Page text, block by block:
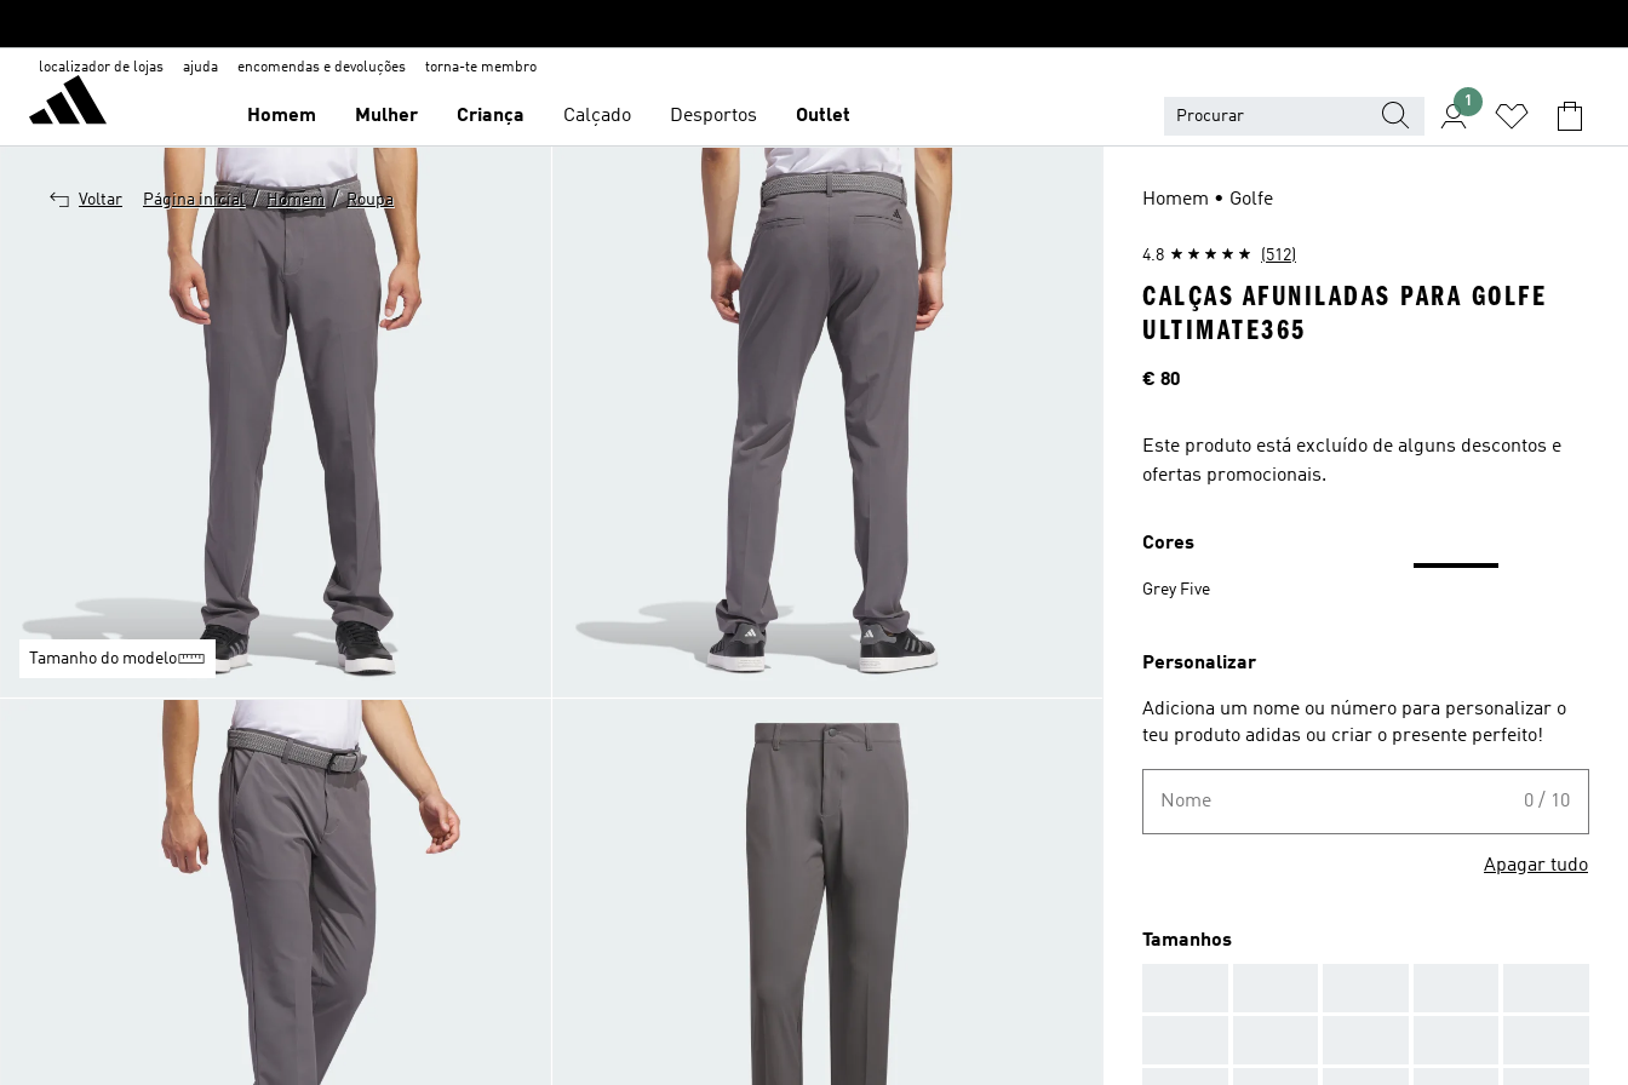
localizador de lojas ajuda encomendas e devoluções torna-te membro
Homem Mulher Criança Calçado Desportos Outlet
1
Voltar Página inicial / Homem / Roupa
Tamanho do modelo
Homem • Golfe
4.8 (512)
CALÇAS AFUNILADAS PARA GOLFE
ULTIMATE365
Preço
€ 80
Este produto está excluído de alguns descontos e
ofertas promocionais.
Cores
Grey Five
Personalizar
Adiciona um nome ou número para personalizar o
teu produto adidas ou criar o presente perfeito!
Nome 0 / 10
Apagar tudo
Tamanhos